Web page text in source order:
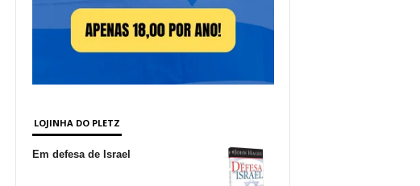
LOJINHA DO PLETZ
Em defesa de Israel